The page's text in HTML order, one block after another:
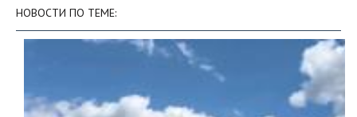
НОВОСТИ ПО ТЕМЕ: